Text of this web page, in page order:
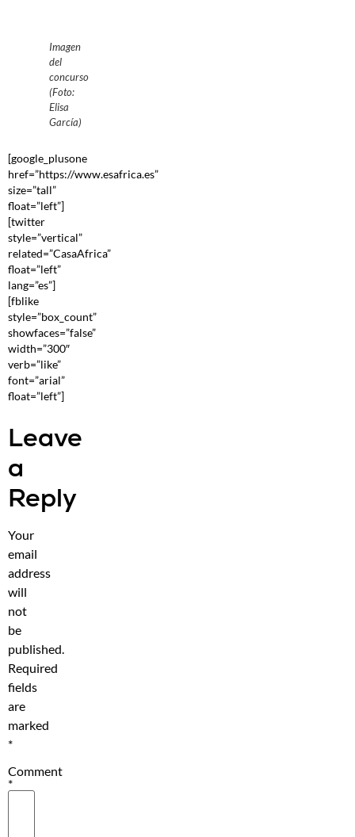
Imagen
del
concurso
(Foto:
Elisa
García)
[google_plusone
href=”https://www.esafrica.es”
size=”tall”
float=”left”]
[twitter
style=”vertical”
related=”CasaAfrica”
float=”left”
lang=”es”]
[fblike
style=”box_count”
showfaces=”false”
width=”300″
verb=”like”
font=”arial”
float=”left”]
Leave
a
Reply
Your
email
address
will
not
be
published.
Required
fields
are
marked
*
Comment
*